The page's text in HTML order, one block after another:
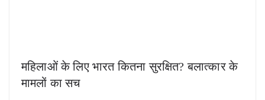
महिलाओं के लिए भारत कितना सुरक्षित? बलात्कार के
मामलों का सच